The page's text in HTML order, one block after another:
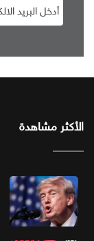
الأكثر مشاهدة